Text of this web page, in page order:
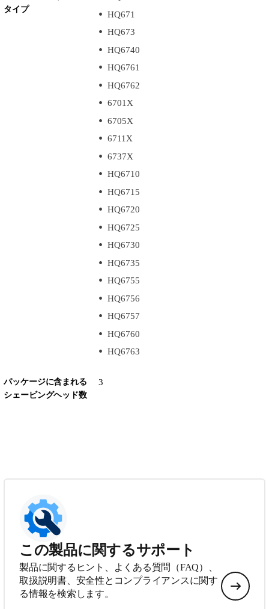
タイプ
HQ671
HQ673
HQ6740
HQ6761
HQ6762
6701X
6705X
6711X
6737X
HQ6710
HQ6715
HQ6720
HQ6725
HQ6730
HQ6735
HQ6755
HQ6756
HQ6757
HQ6760
HQ6763
パッケージに含まれる
シェービングヘッド数
3
この製品に関するサポート
製品に関するヒント、よくある質問（FAQ）、
取扱説明書、安全性とコンプライアンスに関す
る情報を検索します。